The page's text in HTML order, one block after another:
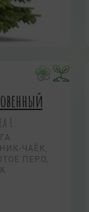
L.
ЧАЁК,
ПЕРО,